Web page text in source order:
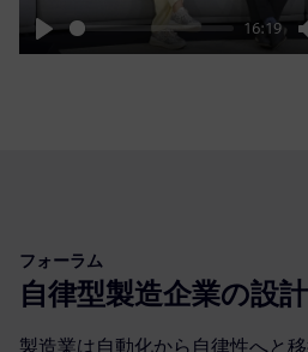
Play
16:19
フォーラム
自律型製造企業の設計
製造業は自動化から自律性へと